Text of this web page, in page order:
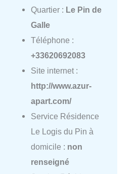
Quartier : Le Pin de
Galle
Téléphone :
+33620692083
Site internet :
http://www.azur-
apart.com/
Service Résidence
Le Logis du Pin à
domicile : non
renseigné